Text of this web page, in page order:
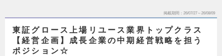
掲載期間 26/07/27～26/08/09
東証グロース上場リユース業界トップクラス
【経営企画】成長企業の中期経営戦略を担う
ポジション☆